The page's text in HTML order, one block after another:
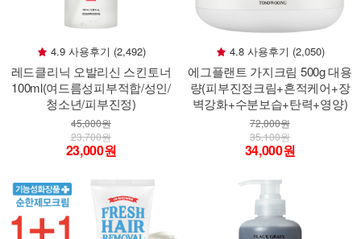
4.9 사용후기 (2,492)
레드클리닉 오발리신 스킨토너
100ml(여드름성피부적합/성인/
청소년/피부진정)
45,000원
23,700원
23,000원
4.8 사용후기 (2,050)
에그플랜트 가지크림 500g 대용
량(피부진정크림+흔적케어+장
벽강화+수분보습+탄력+영양)
72,000원
35,100원
34,000원